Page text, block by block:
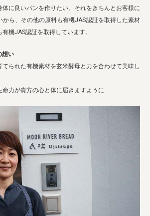
体に良いパンを作りたい。それをきちんとお客様に
から、その他の原料も有機JAS認証を取得した素材
機JAS認証を取得しています。
想い
てられた有機素材を玄米酵母と力を合わせて美味し
力が貴方の心と体に届きますように